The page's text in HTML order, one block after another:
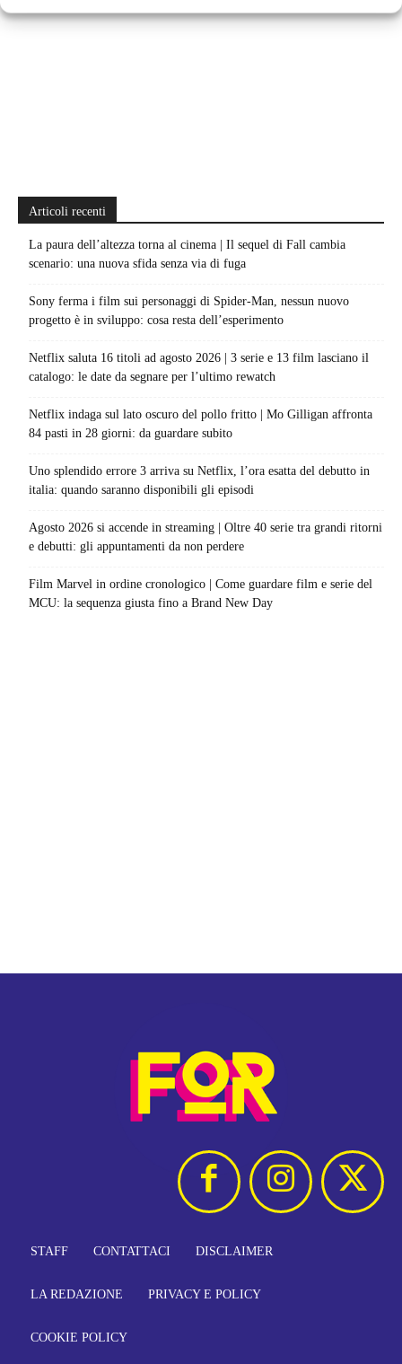
Articoli recenti
La paura dell’altezza torna al cinema | Il sequel di Fall cambia
scenario: una nuova sfida senza via di fuga
Sony ferma i film sui personaggi di Spider-Man, nessun nuovo
progetto è in sviluppo: cosa resta dell’esperimento
Netflix saluta 16 titoli ad agosto 2026 | 3 serie e 13 film lasciano il
catalogo: le date da segnare per l’ultimo rewatch
Netflix indaga sul lato oscuro del pollo fritto | Mo Gilligan affronta
84 pasti in 28 giorni: da guardare subito
Uno splendido errore 3 arriva su Netflix, l’ora esatta del debutto in
italia: quando saranno disponibili gli episodi
Agosto 2026 si accende in streaming | Oltre 40 serie tra grandi ritorni
e debutti: gli appuntamenti da non perdere
Film Marvel in ordine cronologico | Come guardare film e serie del
MCU: la sequenza giusta fino a Brand New Day
STAFF CONTATTACI DISCLAIMER
LA REDAZIONE PRIVACY E POLICY
COOKIE POLICY